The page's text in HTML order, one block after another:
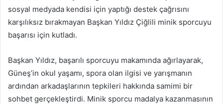
sosyal medyada kendisi için yaptığı destek çağrısını
karşılıksız bırakmayan Başkan Yıldız Çiğlili minik sporcuyu
başarısı için kutladı.
Başkan Yıldız, başarılı sporcuyu makamında ağırlayarak,
Güneş’in okul yaşamı, spora olan ilgisi ve yarışmanın
ardından arkadaşlarının tepkileri hakkında samimi bir
sohbet gerçekleştirdi. Minik sporcu madalya kazanmasının